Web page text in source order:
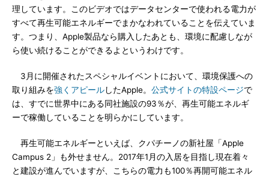
理しています。このビデオではデータセンターで使われる電力が
すべて再生可能エネルギーでまかなわれていることを伝えていま
す。つまり、Apple製品なら購入したあとも、環境に配慮しなが
ら使い続けることができるよというわけです。
3月に開催されたスペシャルイベントにおいて、環境保護への
取り組みを強くアピールしたApple。 公式サイトの特設ページで
は、すでに世界中にある同社施設の93％が、再生可能エネルギ
ーで稼働していることを明らかにしています。
再生可能エネルギーといえば、クパチーノの新社屋「Apple
Campus 2」も外せません。2017年1月の入居を目指し現在着々
と建設が進んでいますが、こちらの電力も100％再開可能エネル